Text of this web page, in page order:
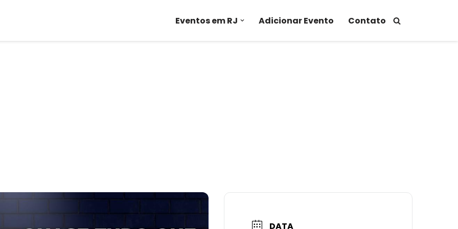
Eventos em RJ Adicionar Evento Contato
DATA